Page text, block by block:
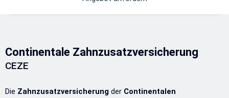
Continentale Zahnzusatzversicherung
CEZE
Die Zahnzusatzversicherung der Continentalen